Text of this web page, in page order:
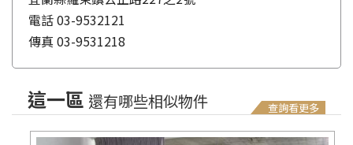
電話03-9532121
傳真03-9531218
查詢看更多
這一區 還有哪些相似物件